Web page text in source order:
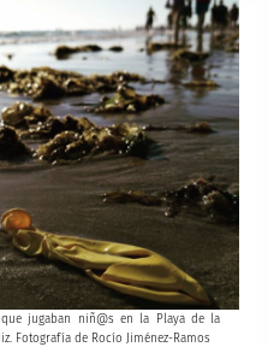
jugaban niñ@s en la Playa de la
Fotografía de Rocío Jiménez-Ramos